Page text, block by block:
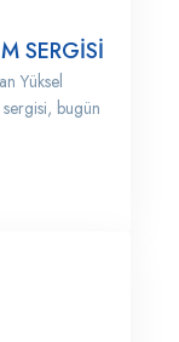
SERGİSİ
Yüksel
bugün